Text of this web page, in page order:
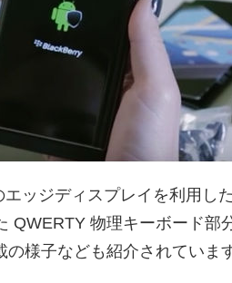
ッジディスプレイを利用し
QWERTY 物理キーボード部
様子なども紹介されています